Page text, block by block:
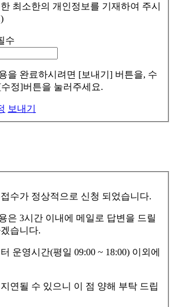
최소한의 개인정보를 기재하여 주시
을 완료하시려면 [보내기] 버튼을, 수
정]버튼을 눌러주세요.
보내기
수가 정상적으로 신청 되었습니다.
은 3시간 이내에 메일로 답변을 드릴
습니다.
운영시간(평일 09:00 ~ 18:00) 이외에
연될 수 있으니 이 점 양해 부탁 드립